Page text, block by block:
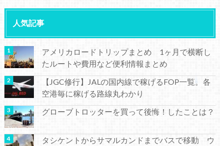
人気記事
アメリカロードトリップまとめ 1ヶ月で横断し
たルートや費用など便利情報まとめ
【JGC修行】JALの国内線で稼げるFOP一覧。各
空港毎に稼げる路線丸わかり
グローブトロッターを買って後悔！したことは？
タシケントからサマルカンドまでバスで移動 ウ